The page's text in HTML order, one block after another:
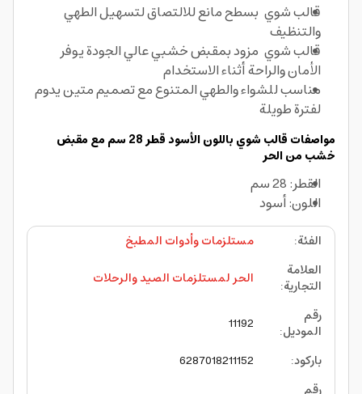
قالب شوي بسطح مانع للالتصاق لتسهيل الطهي
والتنظيف
قالب شوي مزود بمقبض خشبي عالي الجودة يوفر
الأمان والراحة أثناء الاستخدام
مناسب للشواء والطهي المتنوع مع تصميم متين يدوم
لفترة طويلة
مواصفات قالب شوي باللون الأسود قطر 28 سم مع مقبض
خشب من الحر
القطر: 28 سم
اللون: أسود
الفئة:
مستلزمات وأدوات المطبخ
العلامة
التجارية:
الحر لمستلزمات الصيد والرحلات
رقم
الموديل:
11192
باركود:
6287018211152
رقم